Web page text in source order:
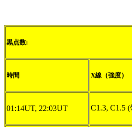
黒点数:
時間 X線（強度）
01:14UT, 22:03UT C1.3, C1.5